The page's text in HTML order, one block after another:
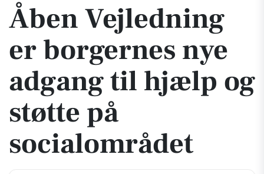
Åben Vejledning
er borgernes nye
adgang til hjælp og
støtte på
socialområdet